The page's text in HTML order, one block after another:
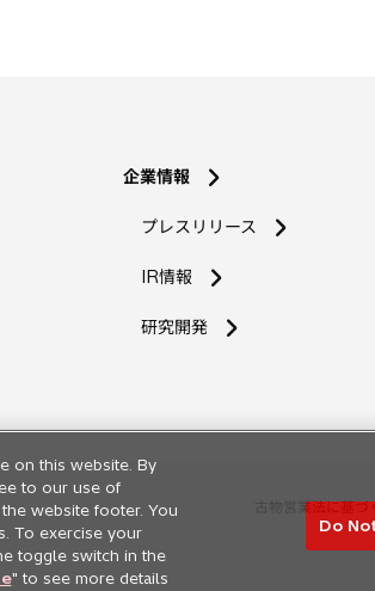
企業情報
プレスリリース
IR情報
研究開発新
ブ
古物営業法に基づ
on this website. By
to our use of
website footer. You
To exercise your
toggle switch in the
" to see more details
Do